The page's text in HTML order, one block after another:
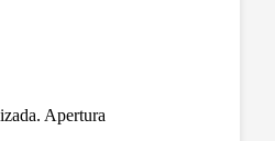
Apertura